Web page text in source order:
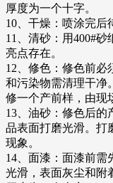
厚度为一个十字。
10、干燥：喷涂完后
11、清砂：用400#
亮点存在。
12、修色：修色前必
和污染物需清理干净
修一个产前样，由现
13、油砂：修色后
品表面打磨光滑。打
现象。
14、面漆：面漆前需
光滑，表面灰尘和附